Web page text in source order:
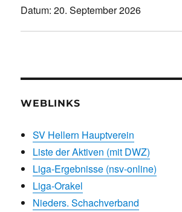
Datum:20. September 2026
WEBLINKS
SV Hellern Hauptverein
Liste der Aktiven (mit DWZ)
Liga-Ergebnisse (nsv-online)
Liga-Orakel
Nieders. Schachverband